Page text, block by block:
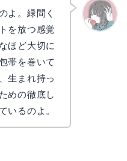
よ。緑間く
を放つ感覚
ほど大切に
帯を巻いて
生まれ持っ
めの徹底し
いるのよ。